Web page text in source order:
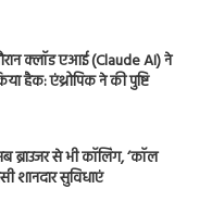
क्लॉड एआई (Claude AI) ने
हैक: एंथ्रोपिक ने की पुष्टि
ब्राउजर से भी कॉलिंग, ‘कॉल
शानदार सुविधाएं